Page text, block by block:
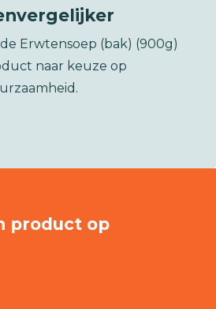
Erwtensoep (bak) (900g)
naar keuze op
product op